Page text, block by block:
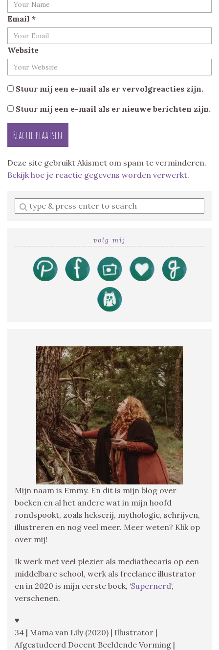
Email *
Website
Stuur mij een e-mail als er vervolgreacties zijn.
Stuur mij een e-mail als er nieuwe berichten zijn.
Deze site gebruikt Akismet om spam te verminderen.
Bekijk hoe je reactie gegevens worden verwerkt.
Enter
a
volg mij
Mijn naam is Emmy. En dit is mijn blog over
boeken en al het andere wat in mijn hoofd
rondspookt, zoals hekserij, mythologie, schrijven,
illustreren en nog veel meer. Meer weten? Klik op
over mij!
Ik werk met veel plezier als mediathecaris op een
middelbare school, werk als freelance illustrator
en in 2020 is mijn eerste boek, ‘Supernerd‘,
verschenen.
♥
34 | Mama van Lily (2020) | Illustrator |
Afgestudeerd Docent Beeldende Vorming |